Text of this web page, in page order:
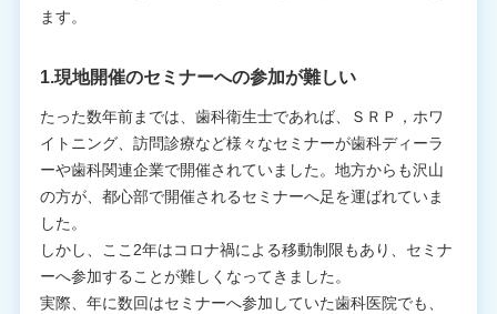
ます。
1.現地開催のセミナーへの参加が難しい
たった数年前までは、歯科衛生士であれば、ＳＲＰ，ホワ
イトニング、訪問診療など様々なセミナーが歯科ディーラ
ーや歯科関連企業で開催されていました。地方からも沢山
の方が、都心部で開催されるセミナーへ足を運ばれていま
した。
しかし、ここ2年はコロナ禍による移動制限もあり、セミナ
ーへ参加することが難しくなってきました。
実際、年に数回はセミナーへ参加していた歯科医院でも、